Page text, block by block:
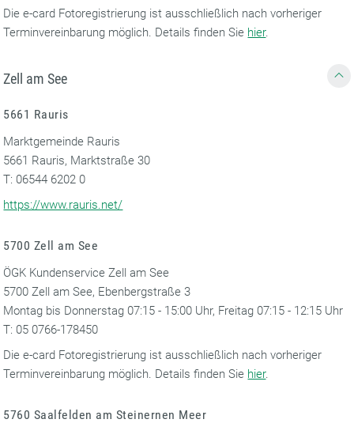
Die e-card Fotoregistrierung ist ausschließlich nach vorheriger
Terminvereinbarung möglich. Details finden Sie hier.
Zell am See
5661 Rauris
Marktgemeinde Rauris
5661 Rauris, Marktstraße 30
T: 06544 6202 0
https://www.rauris.net/
5700 Zell am See
ÖGK Kundenservice Zell am See
5700 Zell am See, Ebenbergstraße 3
Montag bis Donnerstag 07:15 - 15:00 Uhr, Freitag 07:15 - 12:15 Uhr
T: 05 0766-178450
Die e-card Fotoregistrierung ist ausschließlich nach vorheriger
Terminvereinbarung möglich. Details finden Sie hier.
5760 Saalfelden am Steinernen Meer